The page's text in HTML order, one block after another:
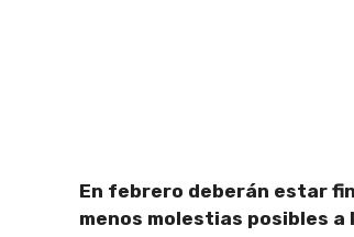
En febrero deberán estar
menos molestias posibles a